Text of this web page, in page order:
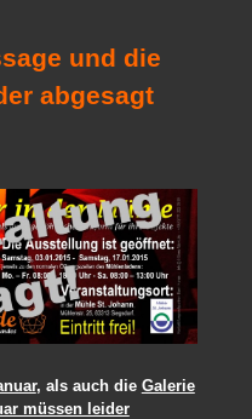
und die
abgesagt
, als auch die Galerie
müssen leider